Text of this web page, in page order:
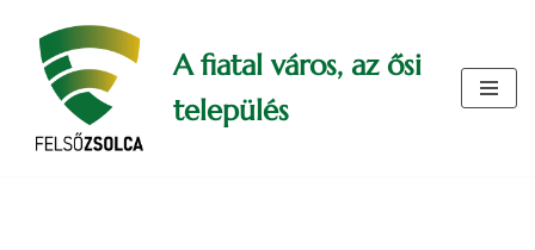
Skip
content
A fiatal város, az ősi
település